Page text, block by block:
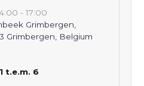
-17:00
Grimbergen,
Grimbergen, Belgium
t.e.m. 6